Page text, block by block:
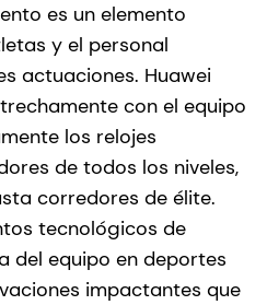
es un elemento
y el personal
actuaciones. Huawei
con el equipo
los relojes
de todos los niveles,
corredores de élite.
tecnológicos de
del equipo en deportes
impactantes que